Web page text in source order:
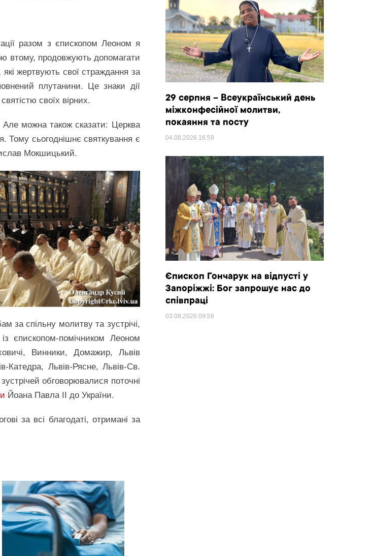
разом з єпископом Леоном я
втому, продовжують допомагати
жертвують свої страждання за
плутанини. Це знаки дії
своїх вірних.
Але можна також сказати: Церква
Тому сьогоднішнє святкування є
Мокшицький.
за спільну молитву та зустрічі,
єпископом-помічником Леоном
Винники, Домажир, Львів
Катедра, Львів-Рясне, Львів-Св.
обговорювалися поточні
Йоана Павла ІІ до України.
за всі благодаті, отримані за
29 серпня – Всеукраїнський день
міжконфесійної молитви,
покаяння та посту
04.08.2026 16:59
Єпископ Гончарук на відпусті у
Запоріжжі: Бог запрошує нас до
співпраці
03.08.2026 09:58